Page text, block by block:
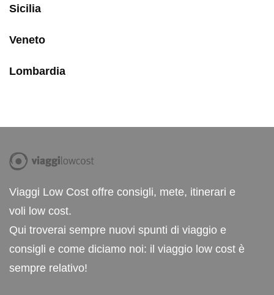
Sicilia
Veneto
Lombardia
Viaggi Low Cost offre consigli, mete, itinerari e
voli low cost.
Qui troverai sempre nuovi spunti di viaggio e
consigli e come diciamo noi: il viaggio low cost è
sempre relativo!